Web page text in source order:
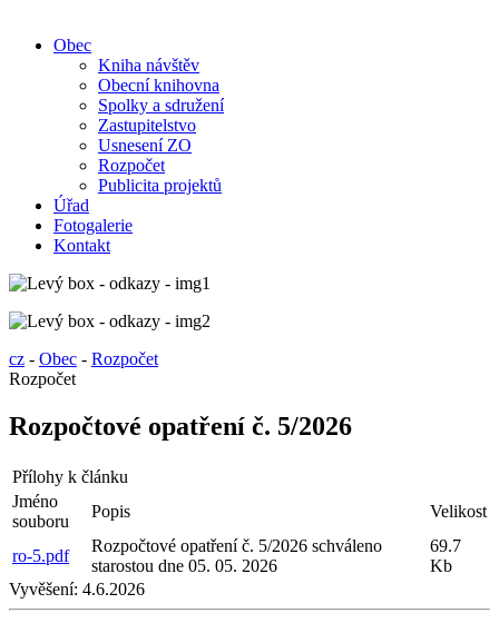
Obec
Kniha návštěv
Obecní knihovna
Spolky a sdružení
Zastupitelstvo
Usnesení ZO
Rozpočet
Publicita projektů
Úřad
Fotogalerie
Kontakt
cz - Obec - Rozpočet
Rozpočet
Rozpočtové opatření č. 5/2026
Přílohy k článku
Jméno
souboru
Popis Velikost
ro-5.pdf
Rozpočtové opatření č. 5/2026 schváleno
starostou dne 05. 05. 2026
69.7
Kb
Vyvěšení: 4.6.2026